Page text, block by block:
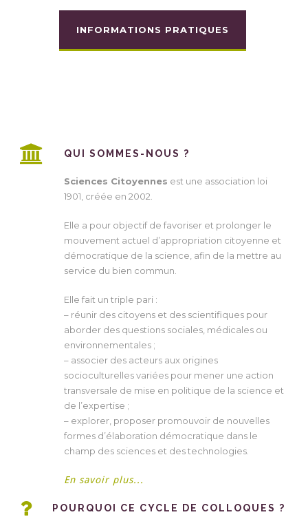
INFORMATIONS PRATIQUES
QUI SOMMES-NOUS ?
Sciences Citoyennes est une association loi
1901, créée en 2002.
Elle a pour objectif de favoriser et prolonger le
mouvement actuel d’appropriation citoyenne et
démocratique de la science, afin de la mettre au
service du bien commun.
Elle fait un triple pari :
– réunir des citoyens et des scientifiques pour
aborder des questions sociales, médicales ou
environnementales ;
– associer des acteurs aux origines
socioculturelles variées pour mener une action
transversale de mise en politique de la science et
de l’expertise ;
– explorer, proposer promouvoir de nouvelles
formes d’élaboration démocratique dans le
champ des sciences et des technologies.
En savoir plus...
POURQUOI CE CYCLE DE COLLOQUES ?